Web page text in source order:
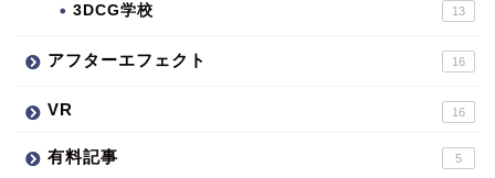
3DCG学校 13
アフターエフェクト 16
VR 16
有料記事 5